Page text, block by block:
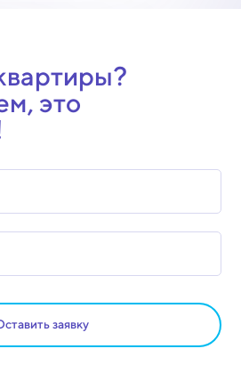
это
заявку